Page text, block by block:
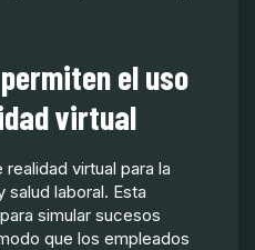
el uso
virtual
virtual para la
laboral. Esta
simular sucesos
que los empleados